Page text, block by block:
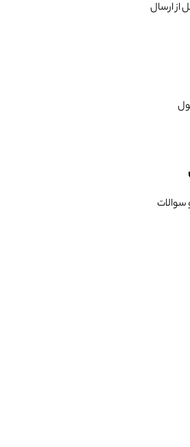
از ارسال